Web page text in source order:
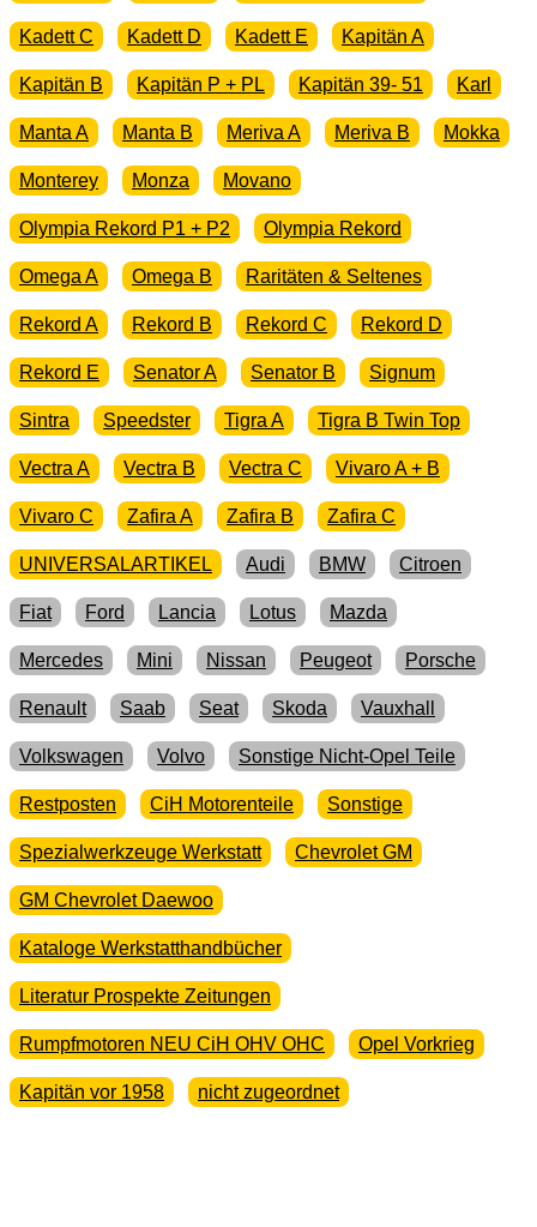
Kadett C Kadett D Kadett E Kapitän A
Kapitän B Kapitän P + PL Kapitän 39- 51 Karl
Manta A Manta B Meriva A Meriva B Mokka
Monterey Monza Movano
Olympia Rekord P1 + P2 Olympia Rekord
Omega A Omega B Raritäten & Seltenes
Rekord A Rekord B Rekord C Rekord D
Rekord E Senator A Senator B Signum
Sintra Speedster Tigra A Tigra B Twin Top
Vectra A Vectra B Vectra C Vivaro A + B
Vivaro C Zafira A Zafira B Zafira C
UNIVERSALARTIKEL Audi BMW Citroen
Fiat Ford Lancia Lotus Mazda
Mercedes Mini Nissan Peugeot Porsche
Renault Saab Seat Skoda Vauxhall
Volkswagen Volvo Sonstige Nicht-Opel Teile
Restposten CiH Motorenteile Sonstige
Spezialwerkzeuge Werkstatt Chevrolet GM
GM Chevrolet Daewoo
Kataloge Werkstatthandbücher
Literatur Prospekte Zeitungen
Rumpfmotoren NEU CiH OHV OHC Opel Vorkrieg
Kapitän vor 1958 nicht zugeordnet